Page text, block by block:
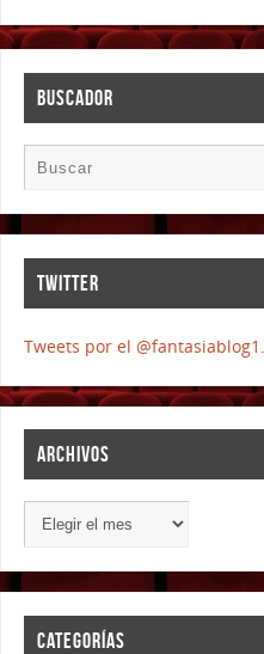
BUSCADOR
TWITTER
Tweets por el @fantasiablog1.
ARCHIVOS
CATEGORÍAS